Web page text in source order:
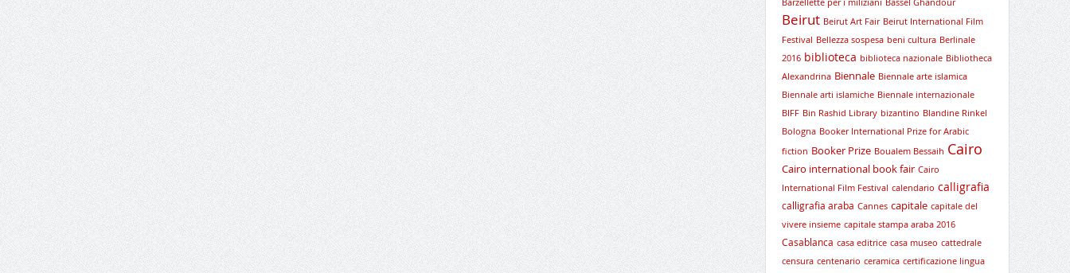
Barzellette per i miliziani Bassel Ghandour
Beirut Beirut Art Fair Beirut International Film
Festival Bellezza sospesa beni cultura Berlinale
2016 biblioteca biblioteca nazionale Bibliotheca
Alexandrina Biennale Biennale arte islamica
Biennale arti islamiche Biennale internazionale
BIFF Bin Rashid Library bizantino Blandine Rinkel
Bologna Booker International Prize for Arabic
fiction Booker Prize Boualem Bessaih Cairo
Cairo international book fair Cairo
International Film Festival calendario calligrafia
calligrafia araba Cannes capitale capitale del
vivere insieme capitale stampa araba 2016
Casablanca casa editrice casa museo cattedrale
censura centenario ceramica certificazione lingua